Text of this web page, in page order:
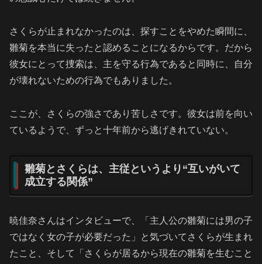
さくらが止まれなかったのは、探すことをやめた瞬間に、
雛菊を本当に失ったと認めることになるからです。だから
彼女にとって捜索は、主を守る行為であると同時に、自分
が壊れないための行為でもありました。
ここが、さくらの強さであり苦しさです。彼女は前を向い
ているようで、ずっと十年前から逃げきれていない。
雛菊とさくらは、主従というより“互いがいて
成立する関係”
暁佳奈さんはインタビューで、「主人公の雛菊には男の子
ではなく女の子が必要だった」と気づいてさくらが生まれ
たこと、そして「さくらが居るから現在の雛菊を生むこと